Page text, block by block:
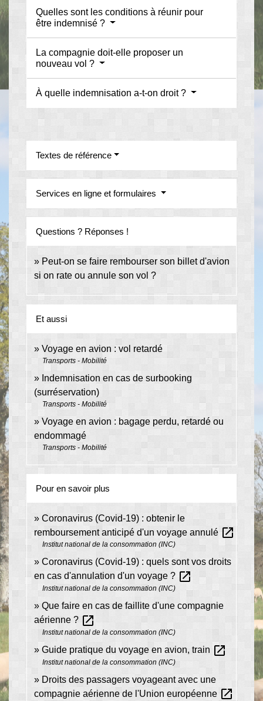
Quelles sont les conditions à réunir pour
être indemnisé ?
La compagnie doit-elle proposer un
nouveau vol ?
À quelle indemnisation a-t-on droit ?
Textes de référence
Services en ligne et formulaires
Questions ? Réponses !
Peut-on se faire rembourser son billet d'avion
si on rate ou annule son vol ?
Et aussi
Voyage en avion : vol retardé
Transports - Mobilité
Indemnisation en cas de surbooking
(surréservation)
Transports - Mobilité
Voyage en avion : bagage perdu, retardé ou
endommagé
Transports - Mobilité
Pour en savoir plus
Coronavirus (Covid-19) : obtenir le
remboursement anticipé d'un voyage annulé open_in_new
Institut national de la consommation (INC)
Coronavirus (Covid-19) : quels sont vos droits
en cas d'annulation d'un voyage ? open_in_new
Institut national de la consommation (INC)
Que faire en cas de faillite d'une compagnie
aérienne ? open_in_new
Institut national de la consommation (INC)
Guide pratique du voyage en avion, train open_in_new
Institut national de la consommation (INC)
Droits des passagers voyageant avec une
compagnie aérienne de l'Union européenne open_in_new